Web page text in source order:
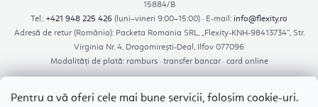
Pentru a vă oferi cele mai bune servicii, folosim cookie-uri.
15884/B
Tel.: +421 948 225 426 (luni–vineri 9:00–15:00) · E-mail: info@flexity.ro
Adresă de retur (România): Packeta Romania SRL, „Flexity-KNH-98413734”, Str.
Virginia Nr. 4, Dragomirești-Deal, Ilfov 077096
Modalități de plată: ramburs · transfer bancar · card online